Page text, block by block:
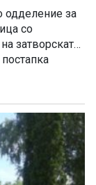
одделение за
со
затворската
за
дека
на